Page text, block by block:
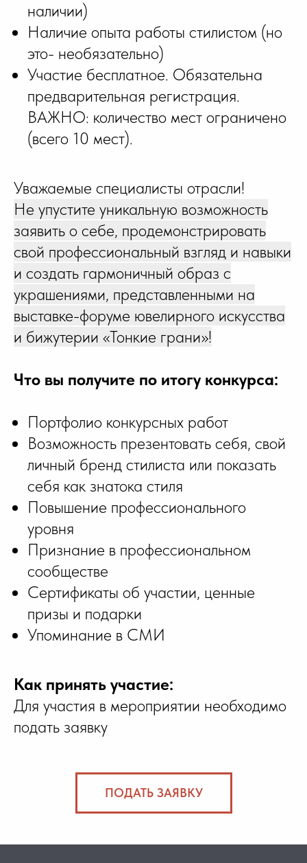
наличии)
Наличие опыта работы стилистом (но
это- необязательно)
Участие бесплатное. Обязательна
предварительная регистрация.
ВАЖНО: количество мест ограничено
(всего 10 мест).
Уважаемые специалисты отрасли!
Не упустите уникальную возможность
заявить о себе, продемонстрировать
свой профессиональный взгляд и навыки
и создать гармоничный образ с
украшениями, представленными на
выставке-форуме ювелирного искусства
и бижутерии «Тонкие грани»!
Что вы получите по итогу конкурса:
Портфолио конкурсных работ
Возможность презентовать себя, свой
личный бренд стилиста или показать
себя как знатока стиля
Повышение профессионального
уровня
Признание в профессиональном
сообществе
Сертификаты об участии, ценные
призы и подарки
Упоминание в СМИ
Как принять участие:
Для участия в мероприятии необходимо
подать заявку
ПОДАТЬ ЗАЯВКУ